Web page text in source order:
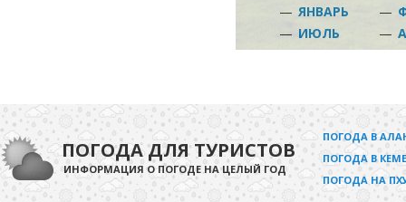
— ЯНВАРЬ —
— ИЮЛЬ —
ПОГОДА ДЛЯ ТУРИСТОВ
ИНФОРМАЦИЯ О ПОГОДЕ НА ЦЕЛЫЙ ГОД
ПОГОДА В
ПОГОДА В
ПОГОДА НА